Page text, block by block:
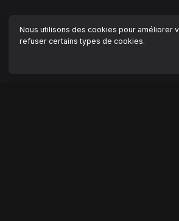
Nous utilisons des cookies pour améliorer
refuser certains types de cookies.